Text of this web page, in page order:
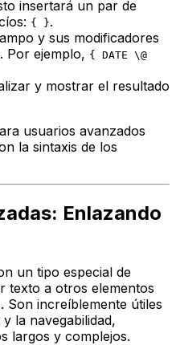
insertará un par de
{ }.
y sus modificadores
Por ejemplo, { DATE \@
y mostrar el resultado
usuarios avanzados
la sintaxis de los
Enlazando
un tipo especial de
texto a otros elementos
Son increíblemente útiles
la navegabilidad,
largos y complejos.